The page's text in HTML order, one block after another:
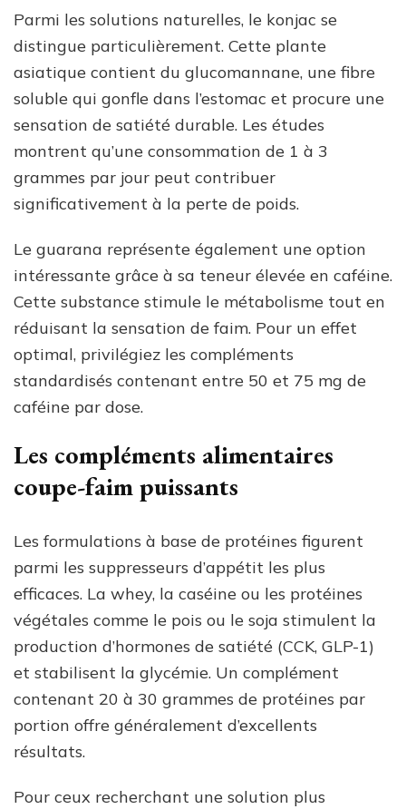
Parmi les solutions naturelles, le konjac se
distingue particulièrement. Cette plante
asiatique contient du glucomannane, une fibre
soluble qui gonfle dans l’estomac et procure une
sensation de satiété durable. Les études
montrent qu’une consommation de 1 à 3
grammes par jour peut contribuer
significativement à la perte de poids.
Le guarana représente également une option
intéressante grâce à sa teneur élevée en caféine.
Cette substance stimule le métabolisme tout en
réduisant la sensation de faim. Pour un effet
optimal, privilégiez les compléments
standardisés contenant entre 50 et 75 mg de
caféine par dose.
Les compléments alimentaires
coupe-faim puissants
Les formulations à base de protéines figurent
parmi les suppresseurs d’appétit les plus
efficaces. La whey, la caséine ou les protéines
végétales comme le pois ou le soja stimulent la
production d’hormones de satiété (CCK, GLP-1)
et stabilisent la glycémie. Un complément
contenant 20 à 30 grammes de protéines par
portion offre généralement d’excellents
résultats.
Pour ceux recherchant une solution plus